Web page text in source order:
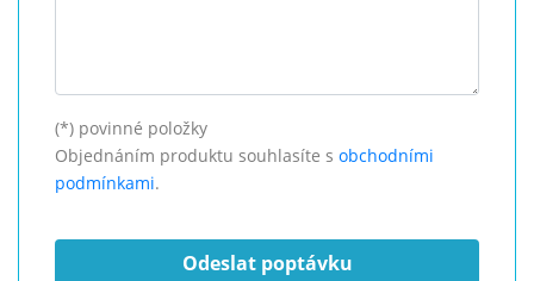
(*) povinné položky
Objednáním produktu souhlasíte s obchodními
podmínkami.